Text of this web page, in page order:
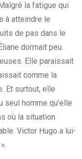
la fatigue qui
à atteindre le
de pas dans le
dormait peu.
Elle paraissait
comme la
Et surtout, elle
seul homme qu’elle
où la situation
Victor Hugo a lui-